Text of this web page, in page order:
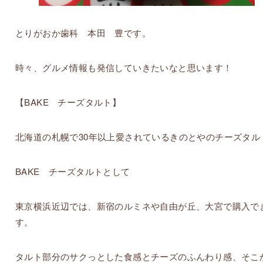
とりがおか歯科 本田 豊です。
時々、グルメ情報も発信していきたいなと思います！
【BAKE チーズタルト】
北海道の札幌で30年以上愛されているきのとやのチーズタル
BAKE チーズタルトとして
東京横浜近辺では、新宿のルミネや自由が丘、大宮で購入で
す。
タルト部分のサクっとした食感とチーズのふんわり感、そこ